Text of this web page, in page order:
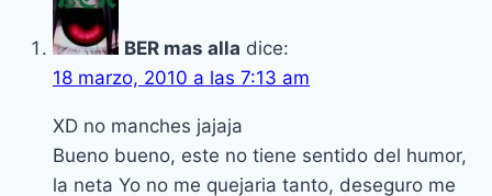
BER mas alla dice:
18 marzo, 2010 a las 7:13 am
XD no manches jajaja
Bueno bueno, este no tiene sentido del humor,
la neta Yo no me quejaria tanto, deseguro me